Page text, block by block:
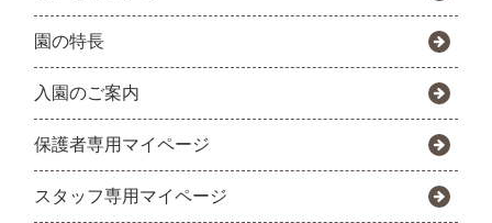
園の特長
入園のご案内
保護者専用マイページ
スタッフ専用マイページ